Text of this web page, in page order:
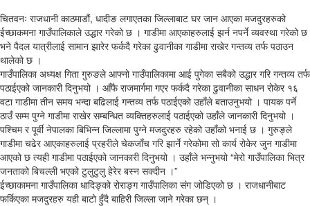
चितवनः राजधानी काठमाडौं, धादीङ लगाएतका जिल्लाबाट घर जान आएका मजदुरहरुको
ईच्छाकमना गाउँपालिकाले उद्धार गरेको छ । गाडीमा आएकाहरुलाई झर्न नपर्ने व्यवस्था गरेको छ
भने पैदल यात्रीलाई सामान झारेर फर्कदै गरेका ढुवानीका गाडीमा राखेर गन्तव्य तर्फ पठाउन
थालेको छ ।
गाउँपालिका अध्यक्ष गिता गुरुङले आफ्नो गाउँपालिकामा आई पुगेका सबैको उद्धार गरि गन्तव्य तर्फ
पठाईएको जानकारी दिनुभयो । आँफै राजमार्गमा गएर फर्कदै गरेका ढुवानीका साधन रोकेर १६
वटा गाडीमा तीन समय भन्दा बढिलाई गन्तव्य तर्फ पठाईएको उहाँले बताउनुभयो । पायक पर्ने
ठाउँ सम्म पुग्ने गाडीमा राखेर सम्बन्धित व्यक्तिहरुलाई पठाईएको उहाँले जानकारी दिनुभयो ।
पश्चिम र पूर्वी नेपालका बिभिन्न जिल्लामा पुग्ने मजदुरहरु रहेको उहाँको भनाई छ । गुरुङ्ले
गाडीमा चढेर आएकाहरुलाई प्रहरीले चेकजाँच गरि झार्ने गरेकोमा सो कार्य रोकेर जुन गाडीमा
आएको छ त्यही गाडीमा पठाईएको जानकारी दिनुभयो । उहाँले भन्नुभयो “मेरो गाउँपालिका भित्र
जनताको बिचल्ली भएको टुलुटुलु हेरेर बस्न सक्दीन ।”
ईच्छाकामना गाउँपालिका धादिङ्को रोराङ्ग गाउँपालिका संग जोडिएको छ । राजधानीबाट
फर्किएका मजदुरहरु यही बाटो हुँदै बाहिरी जिल्ला जाने गरेका छन् ।